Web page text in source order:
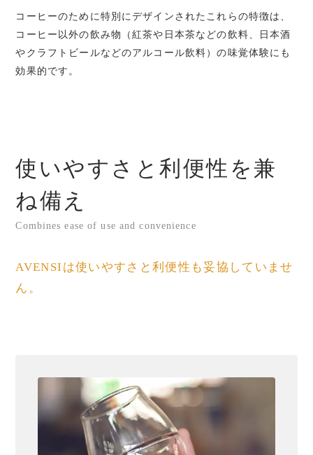
コーヒーのために特別にデザインされたこれらの特徴は、
コーヒー以外の飲み物（紅茶や日本茶などの飲料、日本酒
やクラフトビールなどのアルコール飲料）の味覚体験にも
効果的です。
使いやすさと利便性を兼
ね備え
Combines ease of use and convenience
AVENSIは使いやすさと利便性も妥協していませ
ん。